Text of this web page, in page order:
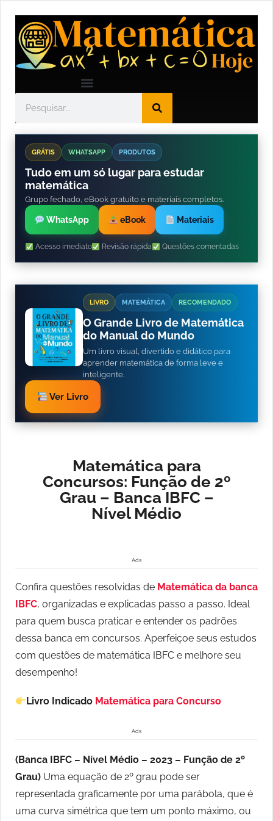
GRÁTIS WHATSAPP PRODUTOS
Tudo em um só lugar para estudar
matemática
Grupo fechado, eBook gratuito e materiais completos.
WhatsApp eBook Materiais
Acesso imediato Revisão rápida Questões comentadas
LIVRO MATEMÁTICA RECOMENDADO
O Grande Livro de Matemática
do Manual do Mundo
Um livro visual, divertido e didático para
aprender matemática de forma leve e
inteligente.
Ver Livro
Matemática para
Concursos: Função de 2º
Grau – Banca IBFC –
Nível Médio
Ads
Confira questões resolvidas de Matemática da banca
IBFC, organizadas e explicadas passo a passo. Ideal
para quem busca praticar e entender os padrões
dessa banca em concursos. Aperfeiçoe seus estudos
com questões de matemática IBFC e melhore seu
desempenho!
Livro Indicado Matemática para Concurso
Ads
(Banca IBFC – Nível Médio – 2023 – Função de 2º
Grau) Uma equação de 2º grau pode ser
representada graficamente por uma parábola, que é
uma curva simétrica que tem um ponto máximo, ou